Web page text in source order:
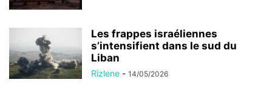
Les frappes israéliennes
s’intensifient dans le sud du
Liban
Rizlene - 14/05/2026